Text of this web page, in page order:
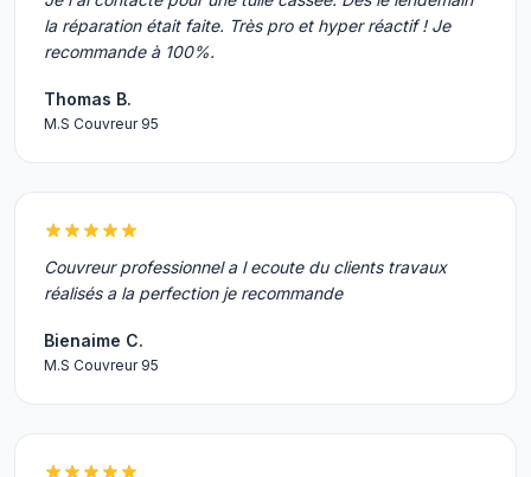
la réparation était faite. Très pro et hyper réactif ! Je
recommande à 100%.
Thomas B.
M.S Couvreur 95
Couvreur professionnel a l ecoute du clients travaux
réalisés a la perfection je recommande
Bienaime C.
M.S Couvreur 95